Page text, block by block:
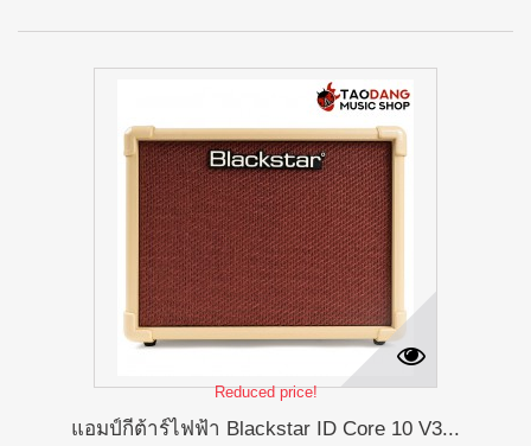
Reduced price!
แอมป์กีต้าร์ไฟฟ้า Blackstar ID Core 10 V3...